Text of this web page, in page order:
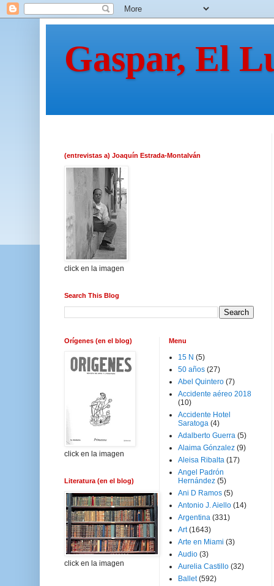
Gaspar, El
(entrevistas a) Joaquín Estrada-Montalván
click en la imagen
Search This Blog
Orígenes (en el blog)
click en la imagen
Literatura (en el blog)
click en la imagen
Menu
15 N (5)
50 años (27)
Abel Quintero (7)
Accidente aéreo 2018
(10)
Accidente Hotel
Saratoga (4)
Adalberto Guerra (5)
Alaima Gónzalez (9)
Aleisa Ribalta (17)
Angel Padrón
Hernández (5)
Ani D Ramos (5)
Antonio J. Aiello (14)
Argentina (331)
Art (1643)
Arte en Miami (3)
Audio (3)
Aurelia Castillo (32)
Ballet (592)